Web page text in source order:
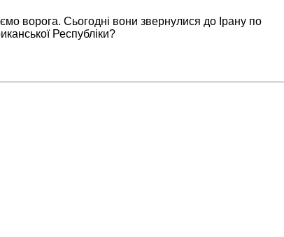
ворога. Сьогодні вони звернулися до Ірану по
Республіки?